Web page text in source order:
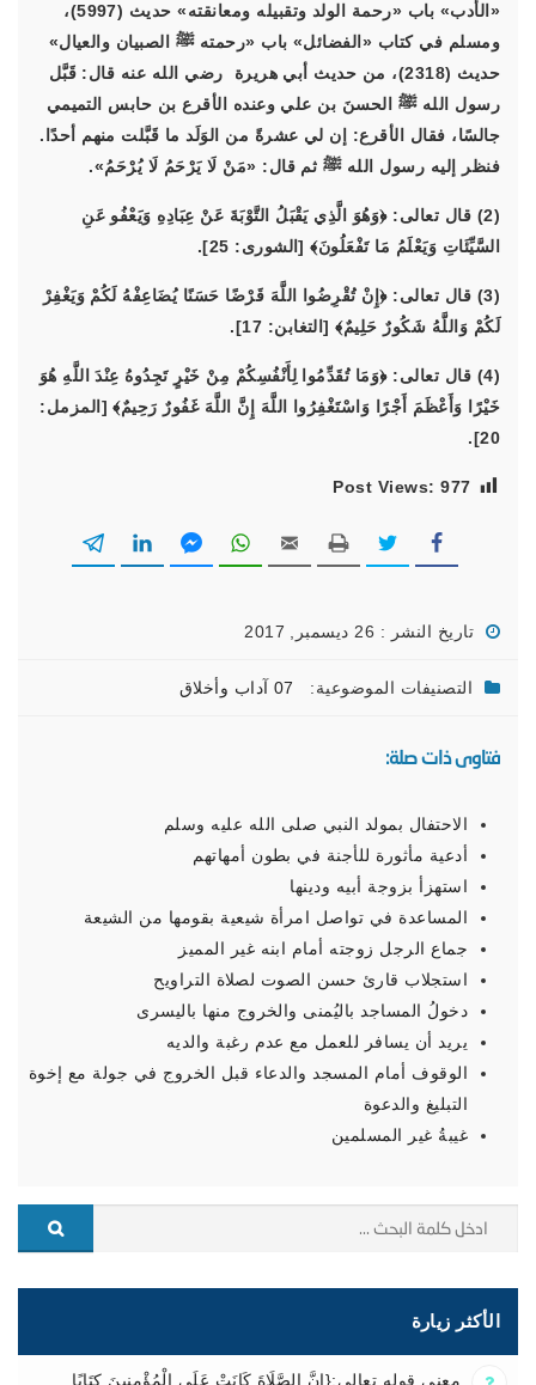
«الأدب» باب «رحمة الولد وتقبيله ومعانقته» حديث (5997)،
ومسلم في كتاب «الفضائل» باب «رحمته ﷺ الصبيان والعيال»
حديث (2318)، من حديث أبي هريرة رضي الله عنه قال: قَبَّل
رسول الله ﷺ الحسنَ بن علي وعنده الأقرع بن حابس التميمي
جالسًا، فقال الأقرع: إن لي عشرةً من الوَلَد ما قَبَّلت منهم أحدًا.
فنظر إليه رسول الله ﷺ ثم قال: «مَنْ لَا يَرْحَمُ لَا يُرْحَمُ».
(2) قال تعالى:
﴿وَهُوَ الَّذِي يَقْبَلُ التَّوْبَةَ عَنْ عِبَادِهِ وَيَعْفُو عَنِ
السَّيِّئَاتِ وَيَعْلَمُ مَا تَفْعَلُونَ﴾[الشورى: 25].
(3) قال تعالى:
﴿إِنْ تُقْرِضُوا اللَّهَ قَرْضًا حَسَنًا يُضَاعِفْهُ لَكُمْ وَيَغْفِرْ
لَكُمْ وَاللَّهُ شَكُورٌ حَلِيمٌ﴾[التغابن: 17].
(4) قال تعالى:
﴿وَمَا تُقَدِّمُوا لِأَنْفُسِكُمْ مِنْ خَيْرٍ تَجِدُوهُ عِنْدَ اللَّهِ هُوَ
خَيْرًا وَأَعْظَمَ أَجْرًا وَاسْتَغْفِرُوا اللَّهَ إِنَّ اللَّهَ غَفُورٌ رَحِيمٌ﴾[المزمل:
20].
Post Views: 977
تاريخ النشر : 26 ديسمبر, 2017
التصنيفات الموضوعية: 07 آداب وأخلاق
فتاوى ذات صلة:
الاحتفال بمولد النبي صلى الله عليه وسلم
أدعية مأثورة للأجنة في بطون أمهاتهم
استهزأ بزوجة أبيه ودينها
المساعدة في تواصل امرأة شيعية بقومها من الشيعة
جماع الرجل زوجته أمام ابنه غير المميز
استجلاب قارئ حسن الصوت لصلاة التراويح
دخولُ المساجد باليُمنى والخروج منها باليسرى
يريد أن يسافر للعمل مع عدم رغبة والديه
الوقوف أمام المسجد والدعاء قبل الخروج في جولة مع إخوة
التبليغ والدعوة
غيبةُ غير المسلمين
الأكثر زيارة
معنى قوله تعالى:{إِنَّ الصَّلَاةَ كَانَتْ عَلَى الْمُؤْمِنِينَ كِتَابًا